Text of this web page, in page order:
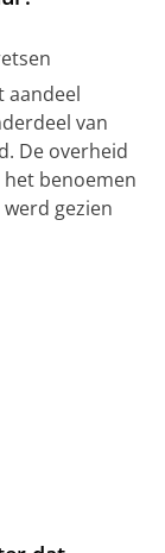
aandeel
van
De overheid
benoemen
gezien